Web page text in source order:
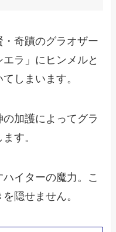
・奇蹟のグラオザー
ラ」にヒンメルと
しまいます。
加護によってグラ
す。
イターの魔力。こ
隠せません。